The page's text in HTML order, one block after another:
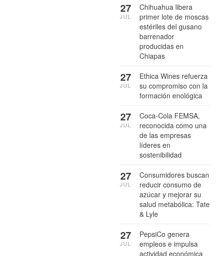
Chihuahua libera
primer lote de moscas
estériles del gusano
barrenador
producidas en
Chiapas
27
JUL
Ethica Wines refuerza
su compromiso con la
formación enológica
27
JUL
Coca-Cola FEMSA,
reconocida como una
de las empresas
líderes en
sostenibilidad
27
JUL
Consumidores buscan
reducir consumo de
azúcar y mejorar su
salud metabólica: Tate
& Lyle
27
JUL
PepsiCo genera
empleos e impulsa
actividad económica
27
JUL